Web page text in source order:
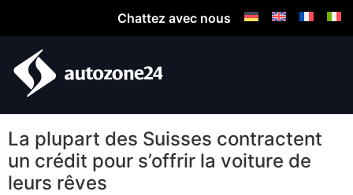
Chattez avec nous
La plupart des Suisses contractent
un crédit pour s’offrir la voiture de
leurs rêves